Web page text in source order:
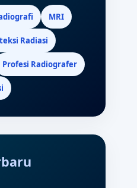
MRI
Radiasi
Profesi Radiografer